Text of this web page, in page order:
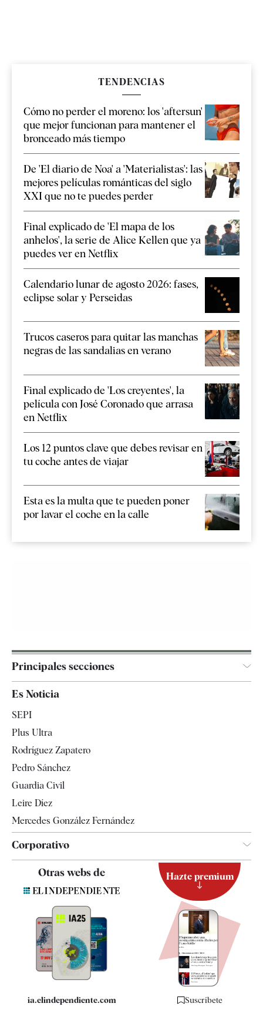
TENDENCIAS
Cómo no perder el moreno: los 'aftersun'
que mejor funcionan para mantener el
bronceado más tiempo
De 'El diario de Noa' a 'Materialistas': las
mejores películas románticas del siglo
XXI que no te puedes perder
Final explicado de 'El mapa de los
anhelos', la serie de Alice Kellen que ya
puedes ver en Netflix
Calendario lunar de agosto 2026: fases,
eclipse solar y Perseidas
Trucos caseros para quitar las manchas
negras de las sandalias en verano
Final explicado de 'Los creyentes', la
película con José Coronado que arrasa
en Netflix
Los 12 puntos clave que debes revisar en
tu coche antes de viajar
Esta es la multa que te pueden poner
por lavar el coche en la calle
Principales secciones
Televisión
Es Noticia
SEPI
Plus Ultra
Rodríguez Zapatero
Pedro Sánchez
Guardia Civil
Leire Díez
Mercedes González Fernández
Corporativo
Quiénes somos
Especificaciones
Otras webs de
ia.elindependiente.com
Hazte premium
Suscríbete